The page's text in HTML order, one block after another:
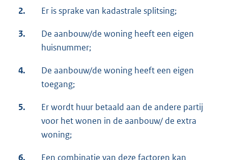
2. Er is sprake van kadastrale splitsing;
3.
De aanbouw/de woning heeft een eigen
huisnummer;
4.
De aanbouw/de woning heeft een eigen
toegang;
5.
Er wordt huur betaald aan de andere partij
voor het wonen in de aanbouw/ de extra
woning;
6.
Een combinatie van deze factoren kan